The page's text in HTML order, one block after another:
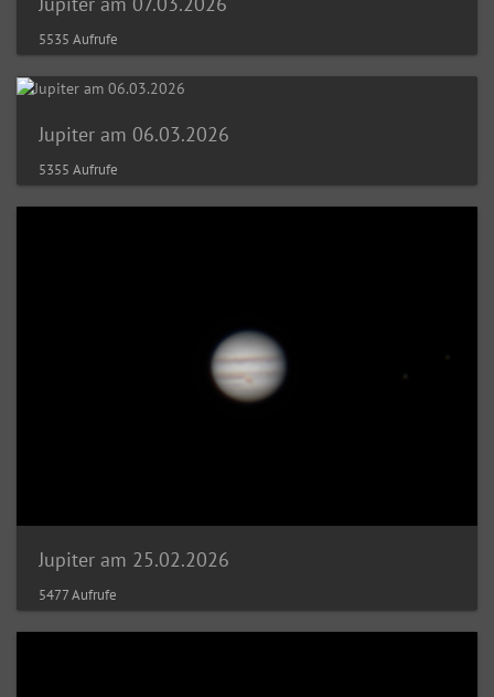
5535 Aufrufe
Jupiter am 06.03.2026
5355 Aufrufe
Jupiter am 25.02.2026
5477 Aufrufe